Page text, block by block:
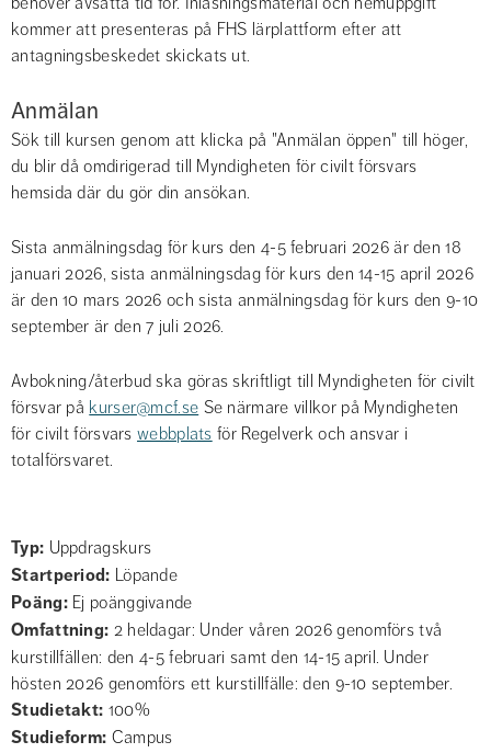
kommer att presenteras på FHS lärplattform efter att
antagningsbeskedet skickats ut.
Anmälan
Sök till kursen genom att klicka på "Anmälan öppen" till höger,
du blir då omdirigerad till Myndigheten för civilt försvars
hemsida där du gör din ansökan.
Sista anmälningsdag för kurs den 4-5 februari 2026 är den 18
januari 2026, sista anmälningsdag för kurs den 14-15 april 2026
är den 10 mars 2026 och sista anmälningsdag för kurs den 9-10
september är den 7 juli 2026.
Avbokning/återbud ska göras skriftligt till Myndigheten för civilt
försvar på kurser@mcf.se Se närmare villkor på Myndigheten
för civilt försvars webbplats för Regelverk och ansvar i
totalförsvaret.
Typ Uppdragskurs
Startperiod Löpande
Poäng Ej poänggivande
Omfattning 2 heldagar: Under våren 2026 genomförs två
kurstillfällen: den 4-5 februari samt den 14-15 april. Under
hösten 2026 genomförs ett kurstillfälle: den 9-10 september.
Studietakt 100%
Studieform Campus